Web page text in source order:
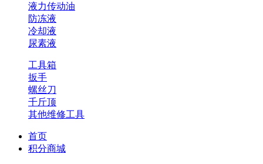
液力传动油
防冻液
冷却液
尿素液
工具箱
扳手
螺丝刀
千斤顶
其他维修工具
首页
积分商城